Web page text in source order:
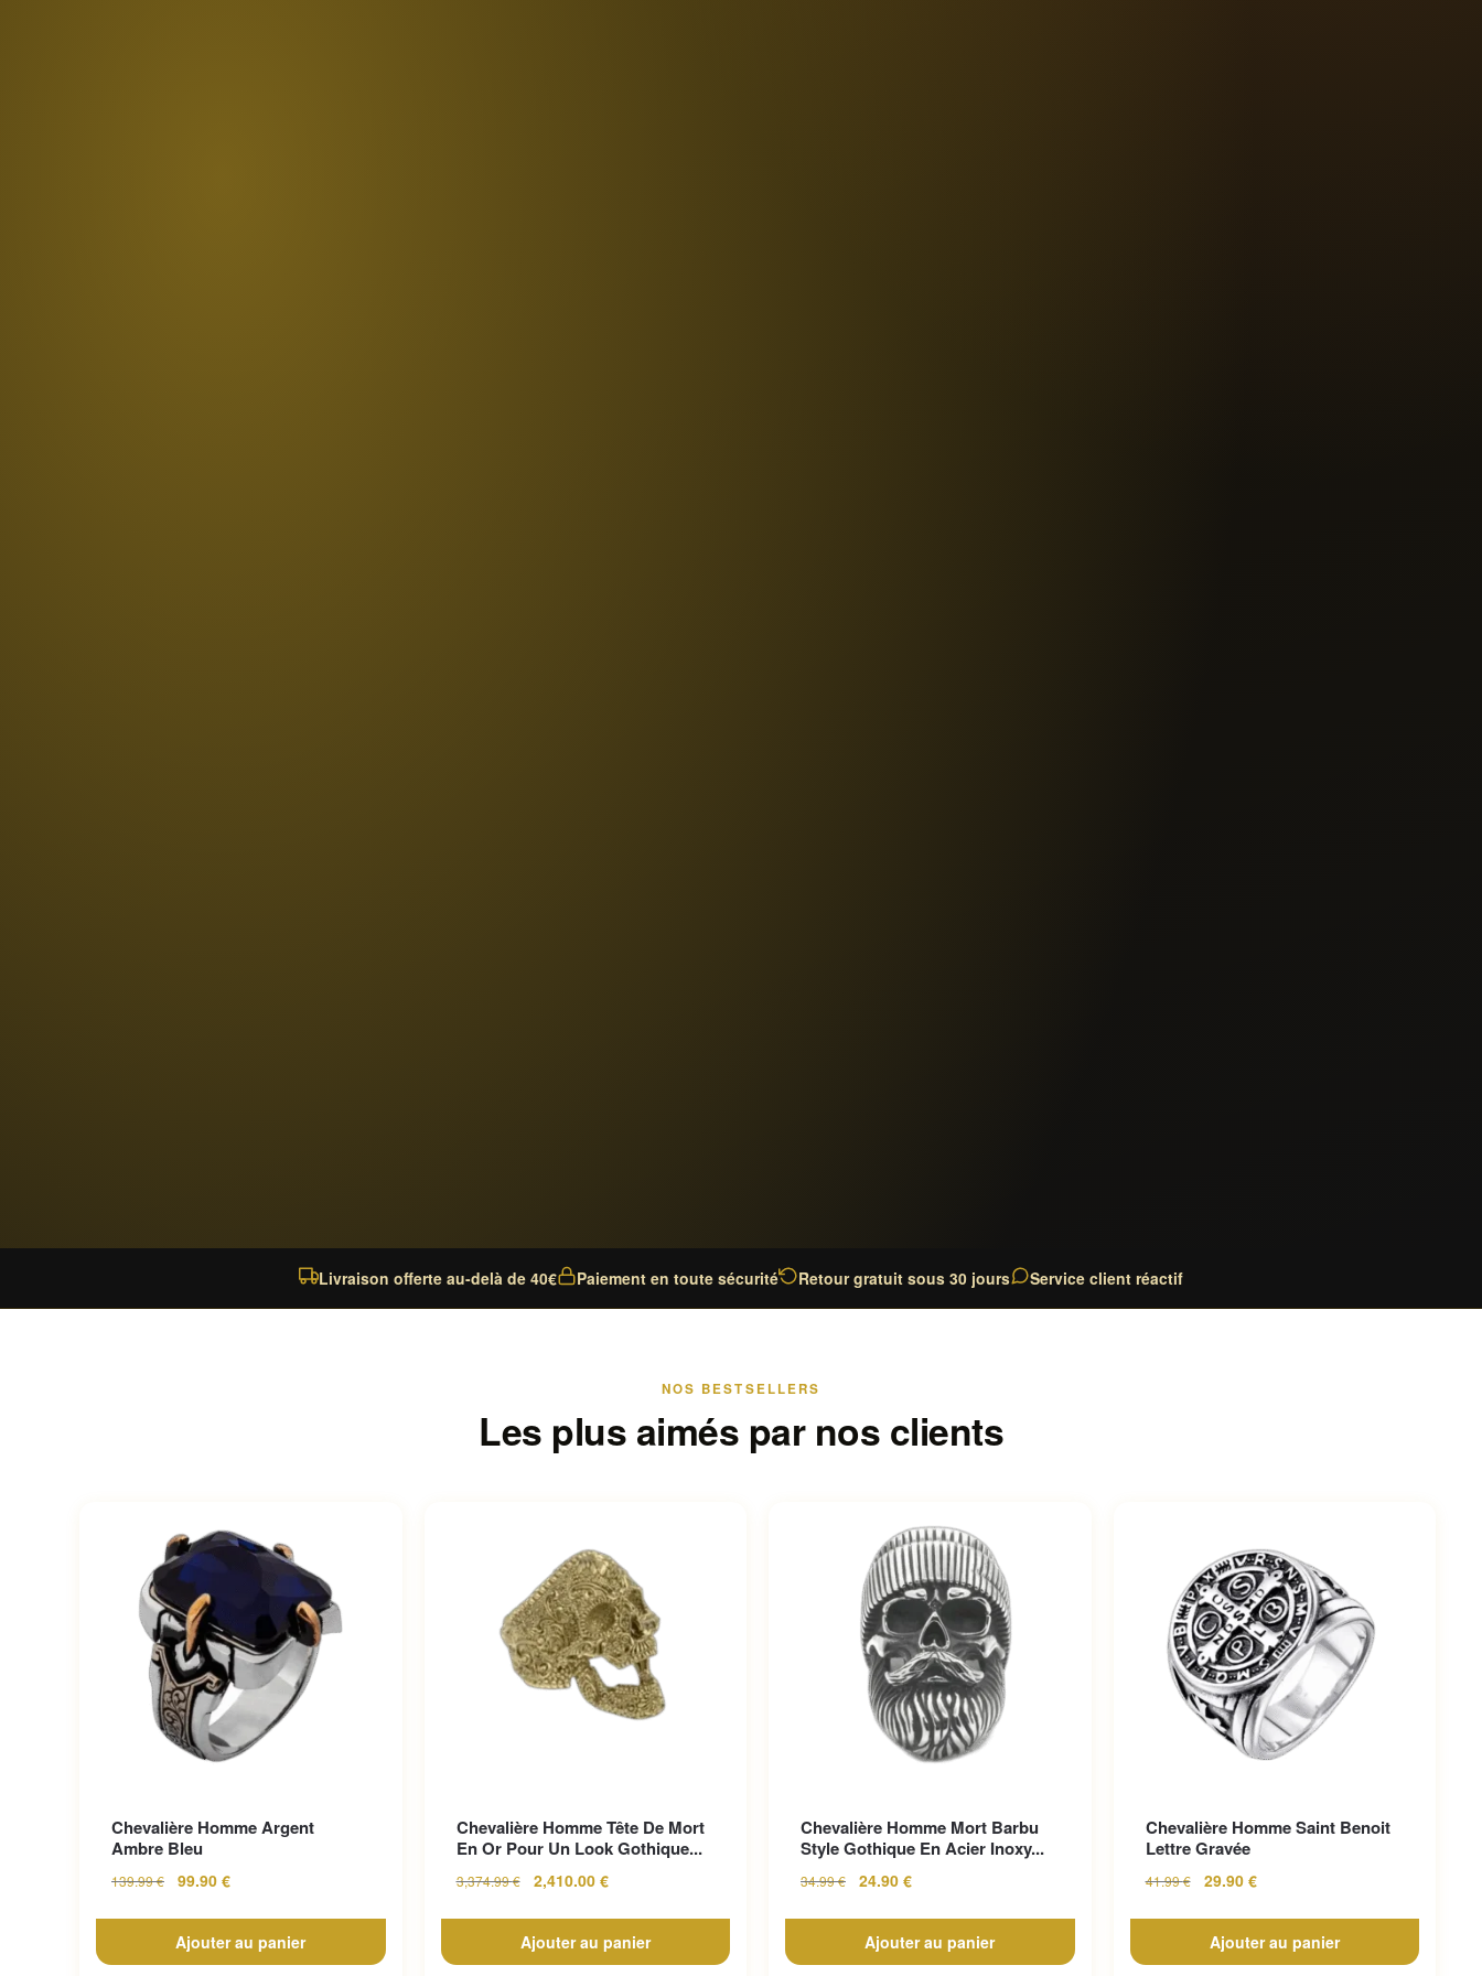
Livraison offerte au-delà de 40€ Paiement en toute sécurité Retour gratuit sous 30 jours Service client réactif
NOS BESTSELLERS
Les plus aimés par nos clients
Chevalière Homme Argent
Ambre Bleu
139.99€ 99.90 €
Ajouter au panier
Chevalière Homme Tête De Mort
En Or Pour Un Look Gothique...
3,374.99€ 2,410.00 €
Ajouter au panier
Chevalière Homme Mort Barbu
Style Gothique En Acier Inoxy...
34.99€ 24.90 €
Ajouter au panier
Chevalière Homme Saint Benoit
Lettre Gravée
41.99€ 29.90 €
Ajouter au panier